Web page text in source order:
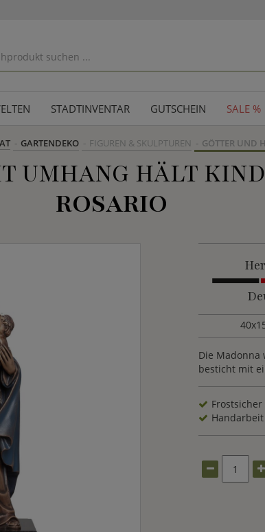
STADTINVENTAR GUTSCHEIN SALE %
GARTENDEKO FIGUREN & SKULPTUREN GÖTTER UND
UMHANG HÄLT
ROSARIO
Die Madonna
besticht mit